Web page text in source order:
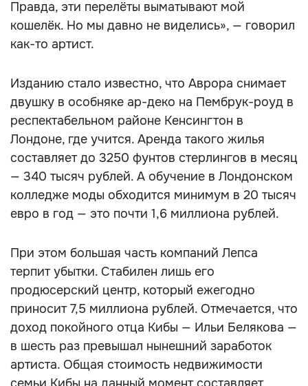
Правда, эти перелёты выматывают мой
кошелёк. Но мы давно не виделись», — говорил
как-то артист.
Изданию стало известно, что Аврора снимает
двушку в особняке ар-деко на Пембрук-роуд в
респектабельном районе Кенсингтон в
Лондоне, где учится. Аренда такого жилья
составляет до 3250 фунтов стерлингов в месяц
— 340 тысяч рублей. А обучение в Лондонском
колледже моды обходится минимум в 20 тысяч
евро в год — это почти 1,6 миллиона рублей.
При этом большая часть компаний Лепса
терпит убытки. Стабилен лишь его
продюсерский центр, который ежегодно
приносит 7,5 миллиона рублей. Отмечается, что
доход покойного отца Кибы — Ильи Белякова —
в шесть раз превышал нынешний заработок
артиста. Общая стоимость недвижимости